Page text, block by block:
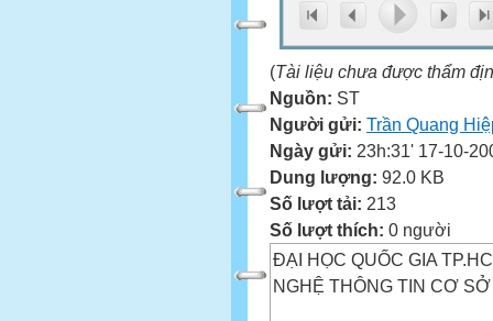
(Tài liệu chưa được thẩm
Nguồn: ST
Người gửi: Trần Quang
Ngày gửi: 23h:31' 17-10-
Dung lượng: 92.0 KB
Số lượt tải: 213
Số lượt thích: 0 người
ĐẠI HỌC QUỐC GIA
NGHỆ THÔNG TIN CƠ